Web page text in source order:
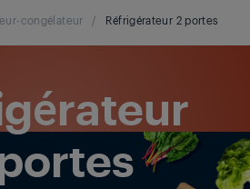
congélateur / Réfrigérateur 2 portes